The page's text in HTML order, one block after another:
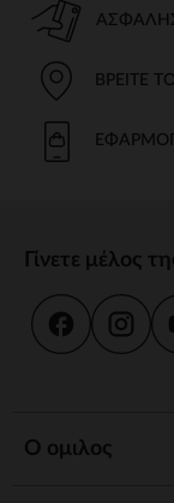
ΒΡΕΊΤΕ
Γίνετε μέλος
Ο ομιλος